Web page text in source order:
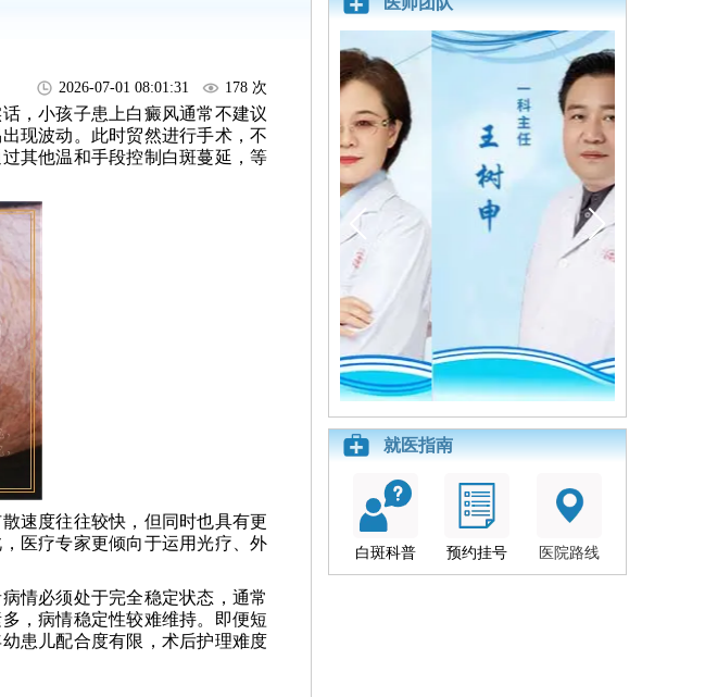
2026-07-01 08:01:31 178 次
，小孩子患上白癜风通常不建议
现波动。此时贸然进行手术，不
其他温和手段控制白斑蔓延，等
速度往往较快，但同时也具有更
医疗专家更倾向于运用光疗、外
情必须处于完全稳定状态，通常
，病情稳定性较难维持。即便短
患儿配合度有限，术后护理难度
就医指南
白斑科普 预约挂号 医院路线